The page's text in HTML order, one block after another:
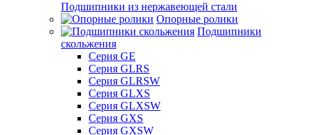
Подшипники из нержавеющей стали
Опорные ролики
Подшипники
скольжения
Серия GE
Серия GLRS
Серия GLRSW
Серия GLXS
Серия GLXSW
Серия GXS
Серия GXSW